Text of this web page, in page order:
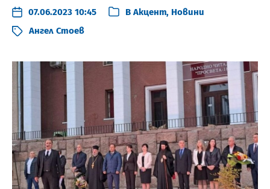
07.06.2023 10:45 В Акцент, Новини
Ангел Стоев